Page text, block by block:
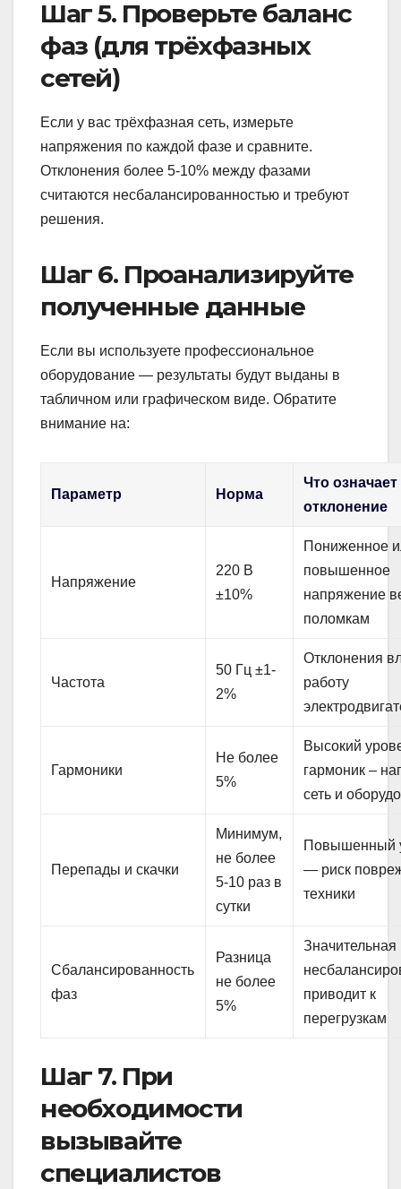
Шаг 5. Проверьте баланс
фаз (для трёхфазных
сетей)
Если у вас трёхфазная сеть, измерьте
напряжения по каждой фазе и сравните.
Отклонения более 5-10% между фазами
считаются несбалансированностью и требуют
решения.
Шаг 6. Проанализируйте
полученные данные
Если вы используете профессиональное
оборудование — результаты будут выданы в
табличном или графическом виде. Обратите
внимание на:
Параметр Норма
Что означает
отклонение
Напряжение
220 В
±10%
Пониженное
повышенное
напряжение
поломкам
Частота
50 Гц ±1-
2%
Отклонения
работу
Гармоники
Не более
5%
Высокий
гармоник –
сеть и
Перепады и скачки
Минимум,
не более
5-10 раз в
сутки
Повышенный
— риск
техники
Сбалансированность
фаз
Разница
не более
5%
Значительная
приводит к
перегрузкам
Шаг 7. При
необходимости
вызывайте
специалистов